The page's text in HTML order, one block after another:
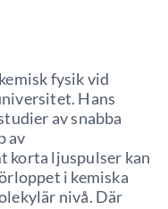
fysik vid
Hans
av snabba
av
korta ljuspulser kan
i kemiska
nivå. Där